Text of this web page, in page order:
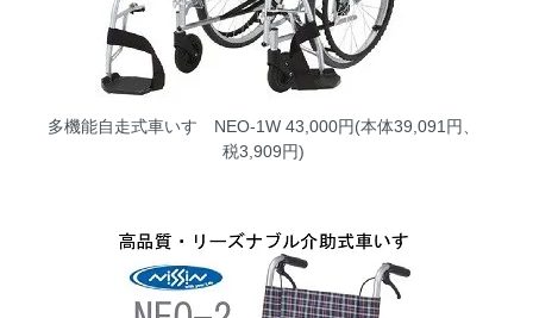
多機能自走式車いす NEO-1W 43,000円(本体39,091円、
税3,909円)